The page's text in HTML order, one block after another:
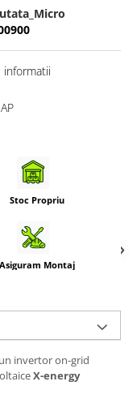
Stoc Propriu
Asiguram Montaj
invertor on-grid
X-energy